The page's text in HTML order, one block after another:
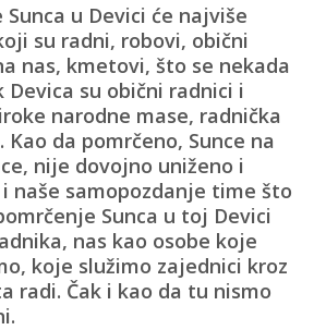
u Devici će najviše
su radni, robovi, obični
nas, kmetovi, što se nekada
su obični radnici i
narodne mase, radnička
. Kao da pomrčeno, Sunce na
nije dovojno uniženo i
naše samopozdanje time što
Sunca u toj Devici
nas kao osobe koje
koje služimo zajednici kroz
radi. Čak i kao da tu nismo